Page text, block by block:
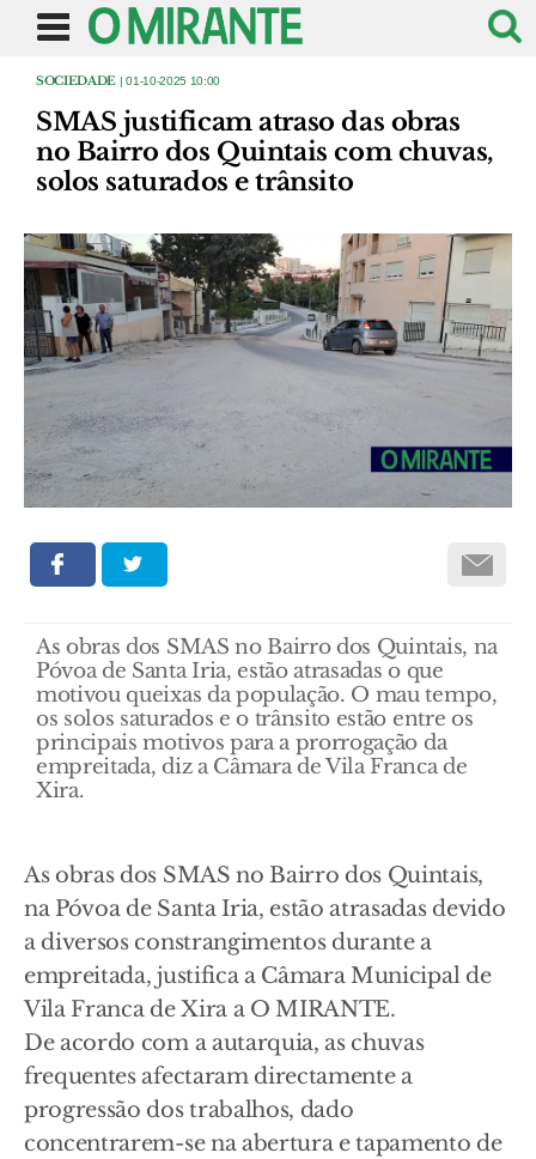
SOCIEDADE | 01-10-2025 10:00
SMAS justificam atraso das obras
no Bairro dos Quintais com chuvas,
solos saturados e trânsito
As obras dos SMAS no Bairro dos Quintais, na
Póvoa de Santa Iria, estão atrasadas o que
motivou queixas da população. O mau tempo,
os solos saturados e o trânsito estão entre os
principais motivos para a prorrogação da
empreitada, diz a Câmara de Vila Franca de
Xira.
As obras dos SMAS no Bairro dos Quintais,
na Póvoa de Santa Iria, estão atrasadas devido
a diversos constrangimentos durante a
empreitada, justifica a Câmara Municipal de
Vila Franca de Xira a O MIRANTE.
De acordo com a autarquia, as chuvas
frequentes afectaram directamente a
progressão dos trabalhos, dado
concentrarem-se na abertura e tapamento de